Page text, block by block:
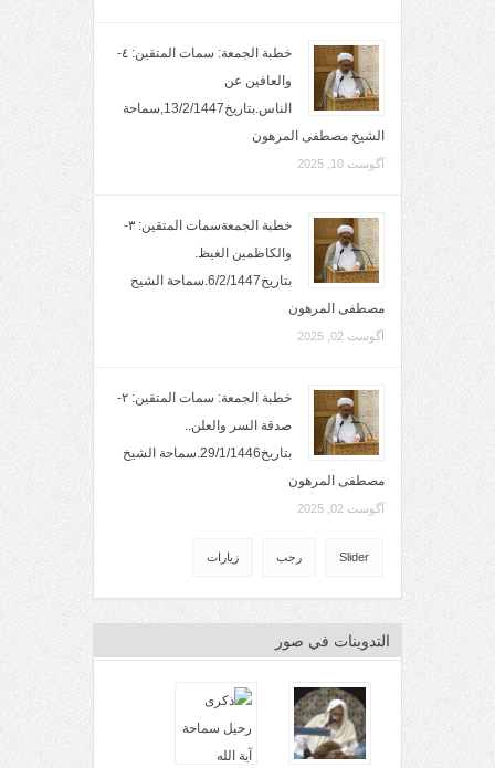
خطبة الجمعة: سمات المتقين: ٤-
والعافين عن
الناس.بتاريخ13/2/1447,سماحة
الشيخ مصطفى المرهون
آگوست 10, 2025
خطبة الجمعةسمات المتقين: ٣-
والكاظمين الغيظ.
بتاريخ6/2/1447.سماحة الشيخ
مصطفى المرهون
آگوست 02, 2025
خطبة الجمعة: سمات المتقين: ٢-
صدقة السر والعلن..
بتاريخ29/1/1446.سماحة الشيخ
مصطفى المرهون
آگوست 02, 2025
Slider رجب زيارات
التدوينات في صور